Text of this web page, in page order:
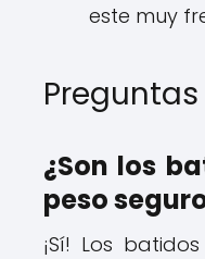
este muy
¿Son los
peso
¡Sí! Los